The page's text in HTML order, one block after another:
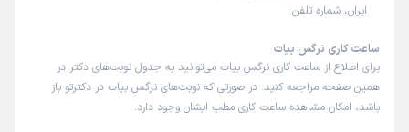
زمان انتظار:
بسیار برخورد عالی و با حوصله بودند ممنون از خانم دکتر 💖🌸
ایران، شماره تلفن:
ساعت کاری نرگس بیات
برای اطلاع از ساعت کاری نرگس بیات می‌توانید به جدول نوبت‌های دکتر در
همین صفحه مراجعه کنید. در صورتی که نوبت‌های نرگس بیات در دکترتو باز
باشد، امکان مشاهده ساعت کاری مطب ایشان وجود دارد.